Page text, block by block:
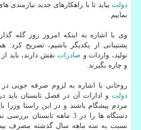
دولت بیاید تا با راهكارهای جدید
نماییم.
وی با اشاره به اینكه امروز روز گله
پشتیبانی از یكدیگر باشیم، تصریح كرد:
تولید، واردات و صادرات نقش دارند،
و چاره بگیرند.
روحانی با اشاره به لزوم صرفه جویی
دولت و ادارات آن در فصل تابستان
مردم پیشگام باشند و در این راستا
دستگاه ها را در 3 ماهه
نسبت به سه ماهه سال گذشته مصرف